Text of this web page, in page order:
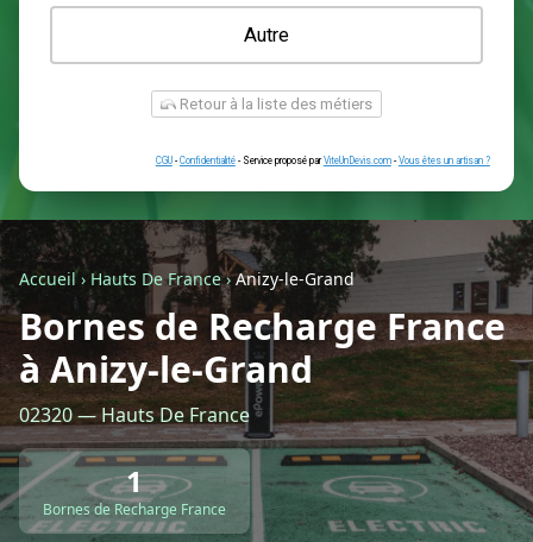
Une prise renforcée (type greenup)
Une simple prise
Je ne sais pas encore
Autre
Retour à la liste des métiers
CGU-Confidentialité- Service proposé parViteUnDevis.com-Vous
Accueil› Hauts De France›Anizy-le-Grand
Bornes de Recharge France
à Anizy-le-Grand
02320 — Hauts De France
1
Bornes de Recharge France